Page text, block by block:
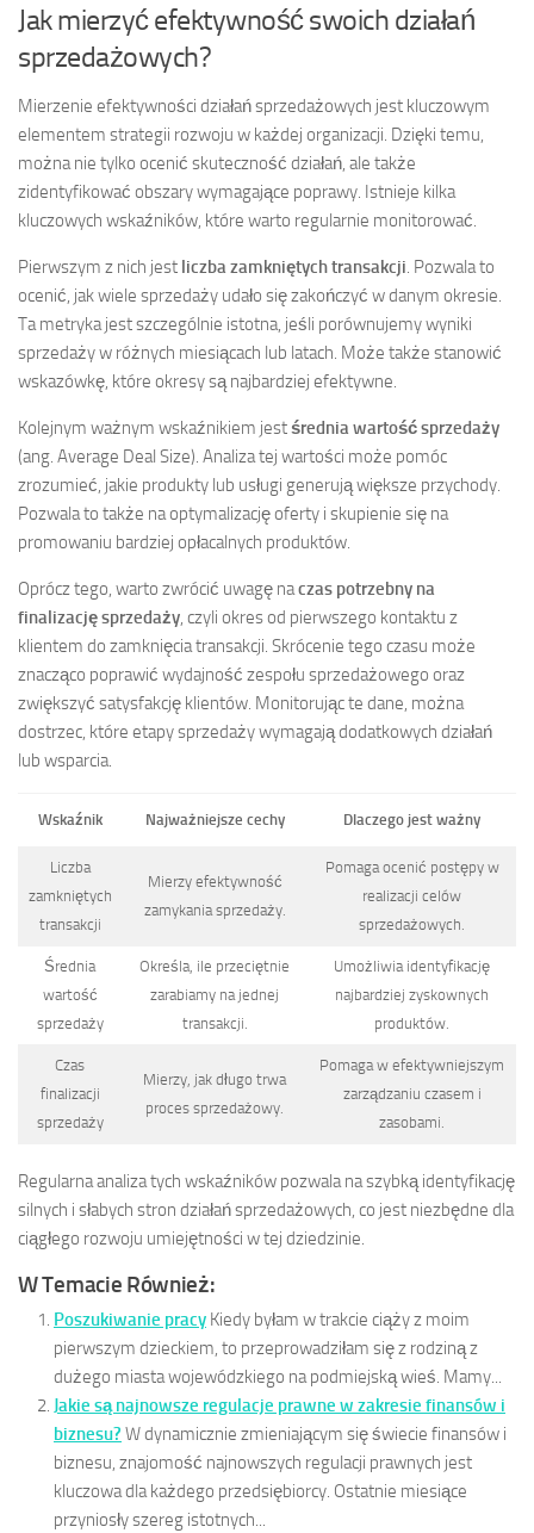
Jak mierzyć efektywność swoich działań
sprzedażowych?
Mierzenie efektywności działań sprzedażowych jest kluczowym
elementem strategii rozwoju w każdej organizacji. Dzięki temu,
można nie tylko ocenić skuteczność działań, ale także
zidentyfikować obszary wymagające poprawy. Istnieje kilka
kluczowych wskaźników, które warto regularnie monitorować.
Pierwszym z nich jest liczba zamkniętych transakcji. Pozwala to
ocenić, jak wiele sprzedaży udało się zakończyć w danym okresie.
Ta metryka jest szczególnie istotna, jeśli porównujemy wyniki
sprzedaży w różnych miesiącach lub latach. Może także stanowić
wskazówkę, które okresy są najbardziej efektywne.
Kolejnym ważnym wskaźnikiem jestśrednia wartość sprzedaży
(ang. Average Deal Size). Analiza tej wartości może pomóc
zrozumieć, jakie produkty lub usługi generują większe przychody.
Pozwala to także na optymalizację oferty i skupienie się na
promowaniu bardziej opłacalnych produktów.
Oprócz tego, warto zwrócić uwagę naczas potrzebny na
finalizację sprzedaży, czyli okres od pierwszego kontaktu z
klientem do zamknięcia transakcji. Skrócenie tego czasu może
znacząco poprawić wydajność zespołu sprzedażowego oraz
zwiększyć satysfakcję klientów. Monitorując te dane, można
dostrzec, które etapy sprzedaży wymagają dodatkowych działań
lub wsparcia.
Wskaźnik Najważniejsze cechy Dlaczego jest ważny
Liczba
zamkniętych
transakcji
Mierzy efektywność
zamykania sprzedaży.
Pomaga ocenić postępy w
realizacji celów
sprzedażowych.
Średnia
wartość
sprzedaży
Określa, ile przeciętnie
zarabiamy na jednej
transakcji.
Umożliwia identyfikację
najbardziej zyskownych
produktów.
Czas
finalizacji
sprzedaży
Mierzy, jak długo trwa
proces sprzedażowy.
Pomaga w efektywniejszym
zarządzaniu czasem i
zasobami.
Regularna analiza tych wskaźników pozwala na szybką identyfikację
silnych i słabych stron działań sprzedażowych, co jest niezbędne dla
ciągłego rozwoju umiejętności w tej dziedzinie.
W Temacie Również:
Poszukiwanie pracy Kiedy byłam w trakcie ciąży z moim
pierwszym dzieckiem, to przeprowadziłam się z rodziną z
dużego miasta wojewódzkiego na podmiejską wieś. Mamy...
Jakie są najnowsze regulacje prawne w zakresie finansów i
biznesu? W dynamicznie zmieniającym się świecie finansów i
biznesu, znajomość najnowszych regulacji prawnych jest
kluczowa dla każdego przedsiębiorcy. Ostatnie miesiące
przyniosły szereg istotnych...